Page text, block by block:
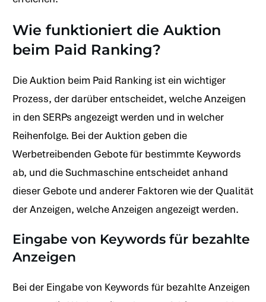
Wie funktioniert die Auktion
beim Paid Ranking?
Die Auktion beim Paid Ranking ist ein wichtiger
Prozess, der darüber entscheidet, welche Anzeigen
in den SERPs angezeigt werden und in welcher
Reihenfolge. Bei der Auktion geben die
Werbetreibenden Gebote für bestimmte Keywords
ab, und die Suchmaschine entscheidet anhand
dieser Gebote und anderer Faktoren wie der Qualität
der Anzeigen, welche Anzeigen angezeigt werden.
Eingabe von Keywords für bezahlte
Anzeigen
Bei der Eingabe von Keywords für bezahlte Anzeigen